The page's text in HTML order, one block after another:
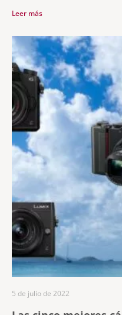
Leer más
5 de julio de 2022